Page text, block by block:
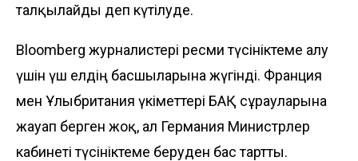
талқылайды деп күтілуде.
Bloomberg журналистері ресми түсініктеме алу
үшін үш елдің басшыларына жүгінді. Франция
мен Ұлыбритания үкіметтері БАҚ сұрауларына
жауап берген жоқ, ал Германия Министрлер
кабинеті түсініктеме беруден бас тартты.